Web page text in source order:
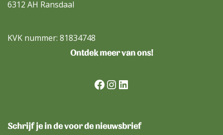
6312 AH Ransdaal
KVK nummer: 81834748
Ontdek meer van ons!
Schrijf je in de voor de nieuwsbrief